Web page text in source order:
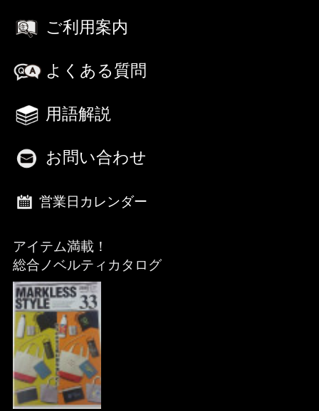
ご利用案内
よくある質問
用語解説
お問い合わせ
営業日カレンダー
アイテム満載！
総合ノベルティカタログ